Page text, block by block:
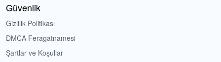
Güvenlik
Gizlilik Politikası
DMCA Feragatnamesi
Şartlar ve Koşullar